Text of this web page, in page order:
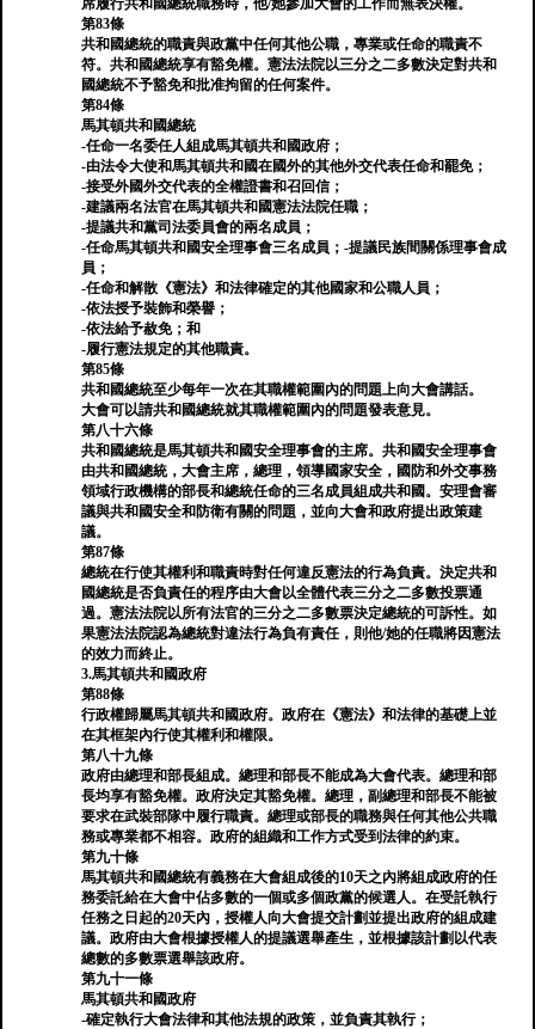
席履行共和國總統職務時，他/她參加大會的工作而無表決權。
第83條
共和國總統的職責與政黨中任何其他公職，專業或任命的職責不
符。共和國總統享有豁免權。憲法法院以三分之二多數決定對共和
國總統不予豁免和批准拘留的任何案件。
第84條
馬其頓共和國總統
-任命一名委任人組成馬其頓共和國政府；
-由法令大使和馬其頓共和國在國外的其他外交代表任命和罷免；
-接受外國外交代表的全權證書和召回信；
-建議兩名法官在馬其頓共和國憲法法院任職；
-提議共和黨司法委員會的兩名成員；
-任命馬其頓共和國安全理事會三名成員；-提議民族間關係理事會成
員；
-任命和解散《憲法》和法律確定的其他國家和公職人員；
-依法授予裝飾和榮譽；
-依法給予赦免；和
-履行憲法規定的其他職責。
第85條
共和國總統至少每年一次在其職權範圍內的問題上向大會講話。
大會可以請共和國總統就其職權範圍內的問題發表意見。
第八十六條
共和國總統是馬其頓共和國安全理事會的主席。共和國安全理事會
由共和國總統，大會主席，總理，領導國家安全，國防和外交事務
領域行政機構的部長和總統任命的三名成員組成共和國。安理會審
議與共和國安全和防衛有關的問題，並向大會和政府提出政策建
議。
第87條
總統在行使其權利和職責時對任何違反憲法的行為負責。決定共和
國總統是否負責任的程序由大會以全體代表三分之二多數投票通
過。憲法法院以所有法官的三分之二多數票決定總統的可訴性。如
果憲法法院認為總統對違法行為負有責任，則他/她的任職將因憲法
的效力而終止。
3.馬其頓共和國政府
第88條
行政權歸屬馬其頓共和國政府。政府在《憲法》和法律的基礎上並
在其框架內行使其權利和權限。
第八十九條
政府由總理和部長組成。總理和部長不能成為大會代表。總理和部
長均享有豁免權。政府決定其豁免權。總理，副總理和部長不能被
要求在武裝部隊中履行職責。總理或部長的職務與任何其他公共職
務或專業都不相容。政府的組織和工作方式受到法律的約束。
第九十條
馬其頓共和國總統有義務在大會組成後的10天之內將組成政府的任
務委託給在大會中佔多數的一個或多個政黨的候選人。在受託執行
任務之日起的20天內，授權人向大會提交計劃並提出政府的組成建
議。政府由大會根據授權人的提議選舉產生，並根據該計劃以代表
總數的多數票選舉該政府。
第九十一條
馬其頓共和國政府
-確定執行大會法律和其他法規的政策，並負責其執行；